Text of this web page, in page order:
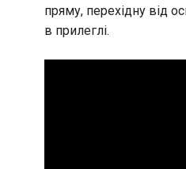
пряму, перехідну від
в прилеглі.